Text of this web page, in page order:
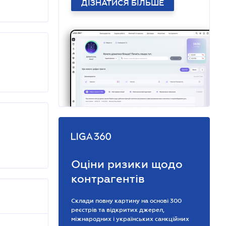
ДІЗНАТИСЯ БІЛЬШЕ
Оціни ризики щодо
контрагентів
Склади повну картину на основі 300
реєстрів та відкритих джерел,
міжнародних і українських санкційних